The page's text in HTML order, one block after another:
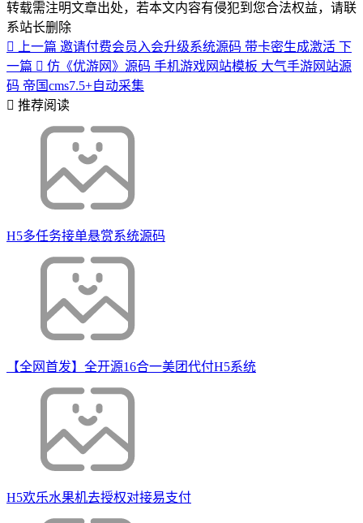
转载需注明文章出处，若本文内容有侵犯到您合法权益，请联
系站长删除
上一篇 邀请付费会员入会升级系统源码 带卡密生成激活 下
一篇
仿《优游网》源码 手机游戏网站模板 大气手游网站源
码 帝国cms7.5+自动采集
推荐阅读
H5多任务接单悬赏系统源码
【全网首发】全开源16合一美团代付H5系统
H5欢乐水果机去授权对接易支付